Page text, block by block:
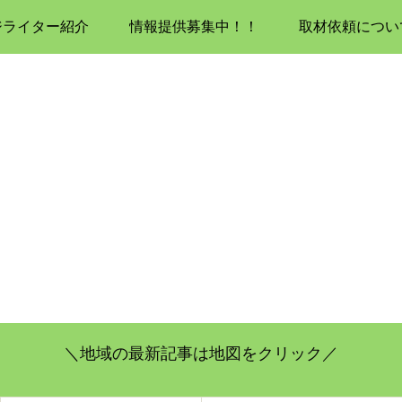
ライター紹介 情報提供募集中！！ 取材依頼につい
＼地域の最新記事は地図をクリック／